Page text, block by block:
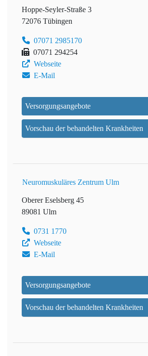
Hoppe-Seyler-Straße 3
72076 Tübingen
07071 2985170
07071 294254
Webseite
E-Mail
Versorgungsangebote
Vorschau der behandelten Krankheiten
Neuromuskuläres Zentrum Ulm
Oberer Eselsberg 45
89081 Ulm
0731 1770
Webseite
E-Mail
Versorgungsangebote
Vorschau der behandelten Krankheiten